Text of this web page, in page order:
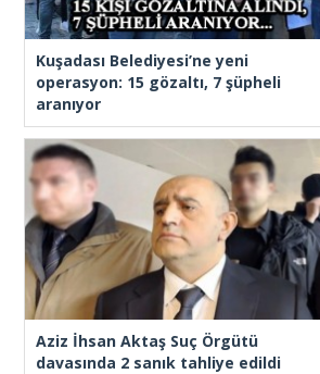
Kuşadası Belediyesi’ne yeni
operasyon: 15 gözaltı, 7 şüpheli
aranıyor
Aziz İhsan Aktaş Suç Örgütü
davasında 2 sanık tahliye edildi